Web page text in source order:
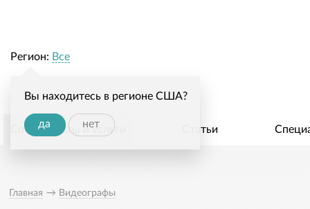
Регион: Все
Вы находитесь в регионе США?
да нет
Специалисты и услуги Статьи
Главная → Видеографы